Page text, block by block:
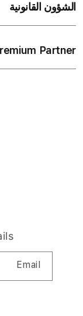
الشؤون القانونية
Partner
Email